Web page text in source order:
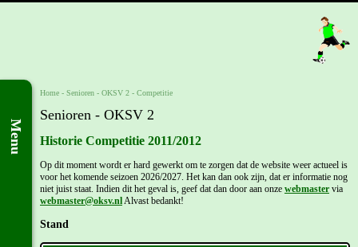
Menu
Home - Senioren - OKSV 2 - Competitie
Senioren - OKSV 2
Historie Competitie 2011/2012
Op dit moment wordt er hard gewerkt om te zorgen dat de website weer actueel is
voor het komende seizoen 2026/2027. Het kan dan ook zijn, dat er informatie nog
niet juist staat. Indien dit het geval is, geef dat dan door aan onze webmaster via
webmaster@oksv.nl Alvast bedankt!
Stand